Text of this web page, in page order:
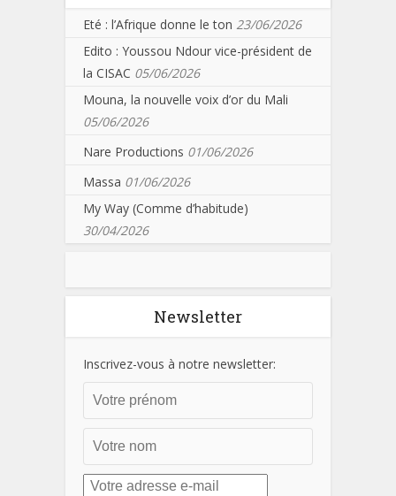
Eté : l’Afrique donne le ton 23/06/2026
Edito : Youssou Ndour vice-président de
la CISAC 05/06/2026
Mouna, la nouvelle voix d’or du Mali
05/06/2026
Nare Productions 01/06/2026
Massa 01/06/2026
My Way (Comme d’habitude)
30/04/2026
Newsletter
Inscrivez-vous à notre newsletter: